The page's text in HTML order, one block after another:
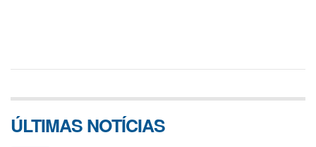
ÚLTIMAS NOTÍCIAS